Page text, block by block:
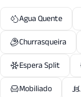
Agua Quente
Churrasqueira
Espera Split
Mobiliado